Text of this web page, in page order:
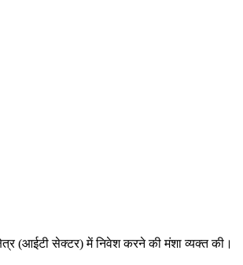
(आईटी सेक्टर) में निवेश करने की मंशा व्यक्त की।